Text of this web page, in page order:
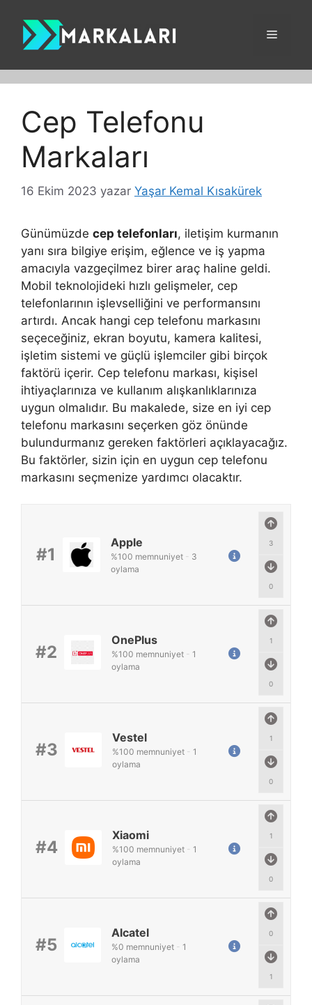
Menü
Cep Telefonu
Markaları
16 Ekim 2023 yazar Yaşar Kemal Kısakürek
Günümüzde cep telefonları, iletişim kurmanın
yanı sıra bilgiye erişim, eğlence ve iş yapma
amacıyla vazgeçilmez birer araç haline geldi.
Mobil teknolojideki hızlı gelişmeler, cep
telefonlarının işlevselliğini ve performansını
artırdı. Ancak hangi cep telefonu markasını
seçeceğiniz, ekran boyutu, kamera kalitesi,
işletim sistemi ve güçlü işlemciler gibi birçok
faktörü içerir. Cep telefonu markası, kişisel
ihtiyaçlarınıza ve kullanım alışkanlıklarınıza
uygun olmalıdır. Bu makalede, size en iyi cep
telefonu markasını seçerken göz önünde
bulundurmanız gereken faktörleri açıklayacağız.
Bu faktörler, sizin için en uygun cep telefonu
markasını seçmenize yardımcı olacaktır.
#1
3
0
Apple
%100 memnuniyet - 3
oylama
#2
1
0
OnePlus
%100 memnuniyet - 1
oylama
#3
1
0
Vestel
%100 memnuniyet - 1
oylama
#4
1
0
Xiaomi
%100 memnuniyet - 1
oylama
#5
0
1
Alcatel
%0 memnuniyet - 1
oylama